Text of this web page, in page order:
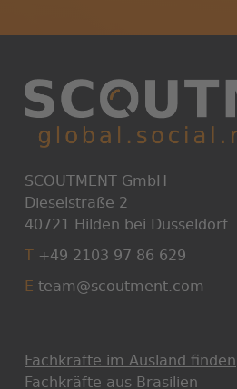
SCOUTMENT GmbH
Dieselstraße 2
40721 Hilden bei Düsseldorf
T +49 2103 97 86 629
E team@scoutment.com
Fachkräfte im Ausland finden
Fachkräfte aus Brasilien